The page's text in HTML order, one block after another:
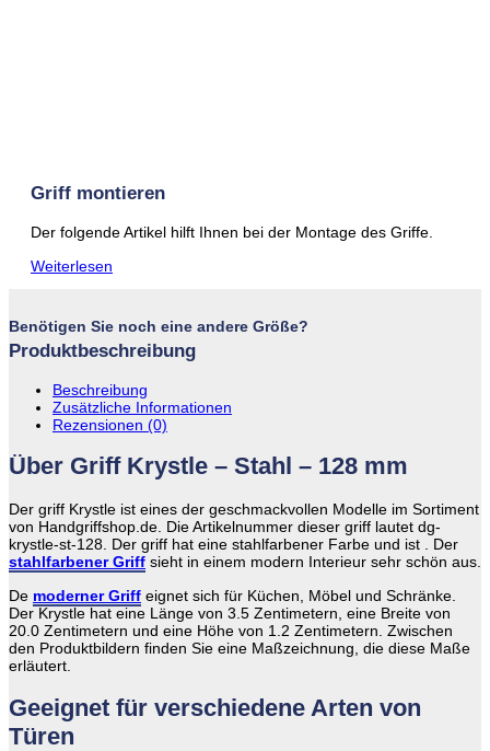
Griff montieren
Der folgende Artikel hilft Ihnen bei der Montage des Griffe.
Weiterlesen
Benötigen Sie noch eine andere Größe?
Produktbeschreibung
Beschreibung
Zusätzliche Informationen
Rezensionen (0)
Über Griff Krystle – Stahl – 128 mm
Der griff Krystle ist eines der geschmackvollen Modelle im Sortiment
von Handgriffshop.de. Die Artikelnummer dieser griff lautet dg-
krystle-st-128. Der griff hat eine stahlfarbener Farbe und ist . Der
stahlfarbener Griff sieht in einem modern Interieur sehr schön aus.
De moderner Griff eignet sich für Küchen, Möbel und Schränke.
Der Krystle hat eine Länge von 3.5 Zentimetern, eine Breite von
20.0 Zentimetern und eine Höhe von 1.2 Zentimetern. Zwischen
den Produktbildern finden Sie eine Maßzeichnung, die diese Maße
erläutert.
Geeignet für verschiedene Arten von
Türen